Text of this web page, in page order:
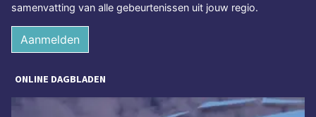
samenvatting van alle gebeurtenissen uit jouw regio.
Aanmelden
ONLINE DAGBLADEN